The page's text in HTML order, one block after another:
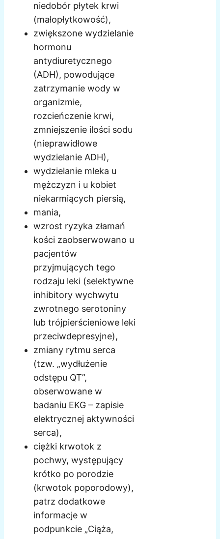
niedobór płytek krwi
(małopłytkowość),
zwiększone wydzielanie
hormonu
antydiuretycznego
(ADH), powodujące
zatrzymanie wody w
organizmie,
rozcieńczenie krwi,
zmniejszenie ilości sodu
(nieprawidłowe
wydzielanie ADH),
wydzielanie mleka u
mężczyzn i u kobiet
niekarmiących piersią,
mania,
wzrost ryzyka złamań
kości zaobserwowano u
pacjentów
przyjmujących tego
rodzaju leki (selektywne
inhibitory wychwytu
zwrotnego serotoniny
lub trójpierścieniowe leki
przeciwdepresyjne),
zmiany rytmu serca
(tzw. „wydłużenie
odstępu QT”,
obserwowane w
badaniu EKG – zapisie
elektrycznej aktywności
serca),
ciężki krwotok z
pochwy, występujący
krótko po porodzie
(krwotok poporodowy),
patrz dodatkowe
informacje w
podpunkcie „Ciąża,